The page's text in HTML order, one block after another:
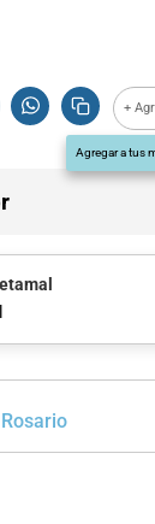
+
Agregar a tus
Rosario